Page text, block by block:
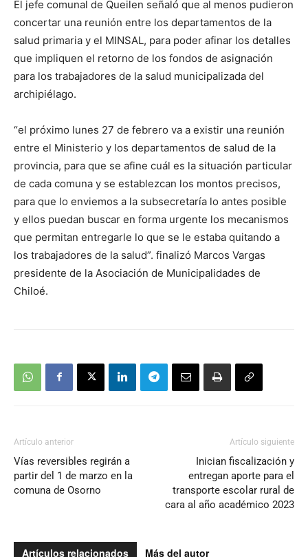
audio
El jefe comunal de Queilen señaló que al menos pudieron
concertar una reunión entre los departamentos de la
salud primaria y el MINSAL, para poder afinar los detalles
que impliquen el retorno de los fondos de asignación
para los trabajadores de la salud municipalizada del
archipiélago.
“el próximo lunes 27 de febrero va a existir una reunión
entre el Ministerio y los departamentos de salud de la
provincia, para que se afine cuál es la situación particular
de cada comuna y se establezcan los montos precisos,
para que lo enviemos a la subsecretaría lo antes posible
y ellos puedan buscar en forma urgente los mecanismos
que permitan entregarle lo que se le estaba quitando a
los trabajadores de la salud”. finalizó Marcos Vargas
presidente de la Asociación de Municipalidades de
Chiloé.
Artículo anterior
Vías reversibles regirán a
partir del 1 de marzo en la
comuna de Osorno
Artículo siguiente
Inician fiscalización y
entregan aporte para el
transporte escolar rural de
cara al año académico 2023
Artículos relacionados Más del autor